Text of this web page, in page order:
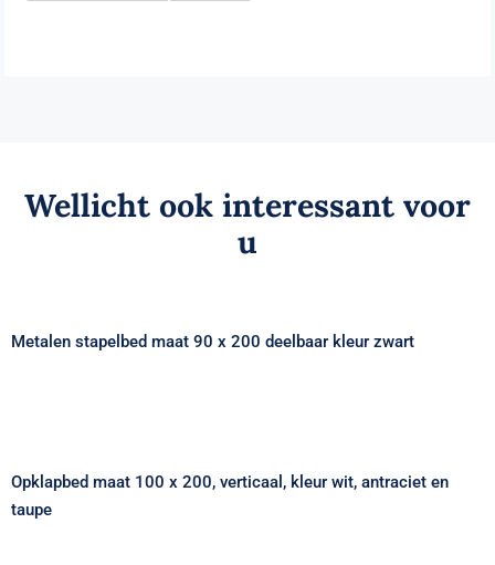
Wellicht ook interessant voor
u
Metalen stapelbed maat 90 x 200 deelbaar kleur zwart
Opklapbed maat 100 x 200, verticaal, kleur wit, antraciet en
taupe